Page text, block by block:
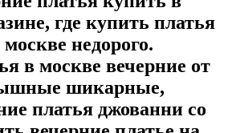
где купить платья
недорого.
в москве вечерние от
шикарные,
платья джованни со